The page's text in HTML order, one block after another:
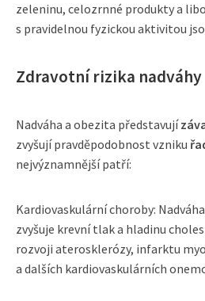
zeleninu, celozrnné produkty a
s pravidelnou fyzickou aktivitou
Zdravotní rizika nadváhy
Nadváha a obezita představují
zvyšují pravděpodobnost vzniku
nejvýznamnější patří:
Kardiovaskulární choroby:
zvyšuje krevní tlak a hladinu
rozvoji aterosklerózy, infarktu
a dalších kardiovaskulárních